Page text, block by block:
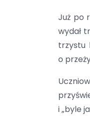
Już po
wydał
trzystu
o
i „byle